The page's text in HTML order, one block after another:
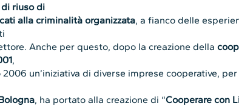
riuso di
alla criminalità organizzata, a fianco delle
Anche per questo, dopo la creazione della
,
un’iniziativa di diverse imprese cooperative,
, ha portato alla creazione di “Cooperare con